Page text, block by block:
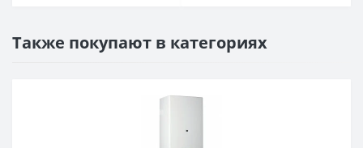
Также покупают в категориях